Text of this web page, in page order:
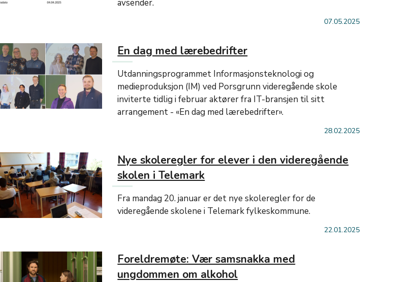
avsender.
07.05.2025
En dag med lærebedrifter
Utdanningsprogrammet Informasjonsteknologi og
medieproduksjon (IM) ved Porsgrunn videregående skole
inviterte tidlig i februar aktører fra IT-bransjen til sitt
arrangement - «En dag med lærebedrifter».
28.02.2025
Nye skoleregler for elever i den videregående
skolen i Telemark
Fra mandag 20. januar er det nye skoleregler for de
videregående skolene i Telemark fylkeskommune.
22.01.2025
Foreldremøte: Vær samsnakka med
ungdommen om alkohol